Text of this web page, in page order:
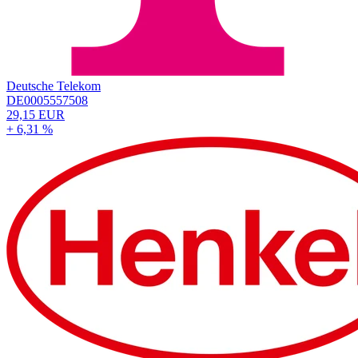
Deutsche Telekom
DE0005557508
29,15 EUR
+ 6,31 %